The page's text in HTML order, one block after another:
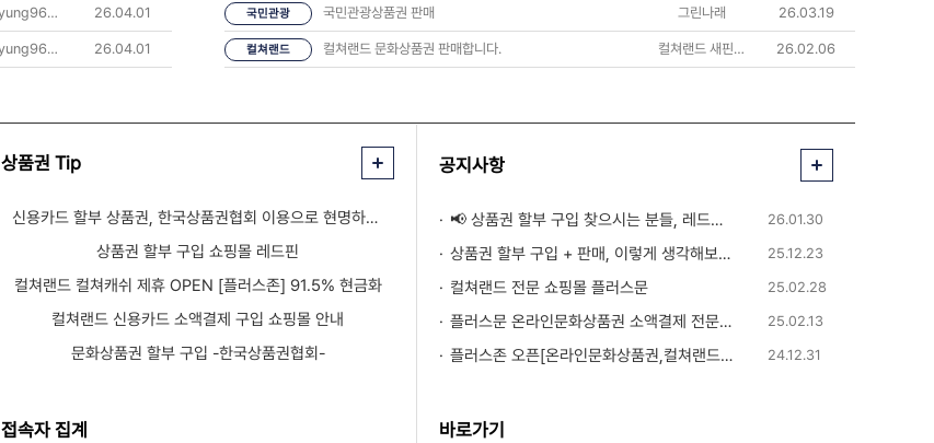
mikyung9607 26.04.01
mikyung9607 26.04.01
국민관광 국민관광상품권 판매 그린나래 26.03.19
컬쳐랜드 컬쳐랜드 문화상품권 판매합니다. 컬쳐랜드 새핀 판매 26.02.06
상품권 Tip
신용카드 할부 상품권, 한국상품권협회 이용으로 현명하게 해결한 후기
상품권 할부 구입 쇼핑몰 레드핀
컬쳐랜드 컬쳐캐쉬 제휴 OPEN [플러스존] 91.5% 현금화
컬쳐랜드 신용카드 소액결제 구입 쇼핑몰 안내
문화상품권 할부 구입 -한국상품권협회-
접속자 집계
공지사항
📢 상품권 할부 구입 찾으시는 분들, 레드핀에서 안내받아보세요! 26.01.30
상품권 할부 구입 + 판매, 이렇게 생각해보면 됩니다 25.12.23
컬쳐랜드 전문 쇼핑몰 플러스문 25.02.28
플러스문 온라인문화상품권 소액결제 전문 쇼핑몰 25.02.13
플러스존 오픈[온라인문화상품권,컬쳐랜드 자동 매입 사이트] 24.12.31
바로가기